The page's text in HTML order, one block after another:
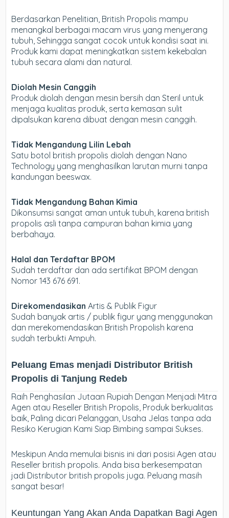
Berdasarkan Penelitian, British Propolis mampu
menangkal berbagai macam virus yang menyerang
tubuh, Sehingga sangat cocok untuk kondisi saat ini.
Produk kami dapat meningkatkan sistem kekebalan
tubuh secara alami dan natural.
Diolah Mesin Canggih
Produk diolah dengan mesin bersih dan Steril untuk
menjaga kualitas produk, serta kemasan sulit
dipalsukan karena dibuat dengan mesin canggih.
Tidak Mengandung Lilin Lebah
Satu botol british propolis diolah dengan Nano
Technology yang menghasilkan larutan murni tanpa
kandungan beeswax.
Tidak Mengandung Bahan Kimia
Dikonsumsi sangat aman untuk tubuh, karena british
propolis asli tanpa campuran bahan kimia yang
berbahaya.
Halal dan Terdaftar BPOM
Sudah terdaftar dan ada sertifikat BPOM dengan
Nomor 143 676 691.
Direkomendasikan Artis & Publik Figur
Sudah banyak artis / publik figur yang menggunakan
dan merekomendasikan British Propolish karena
sudah terbukti Ampuh.
Peluang Emas menjadi Distributor British
Propolis di Tanjung Redeb
Raih Penghasilan Jutaan Rupiah Dengan Menjadi Mitra
Agen atau Reseller British Propolis, Produk berkualitas
baik, Paling dicari Pelanggan, Usaha Jelas tanpa ada
Resiko Kerugian Kami Siap Bimbing sampai Sukses.
Meskipun Anda memulai bisnis ini dari posisi Agen atau
Reseller british propolis. Anda bisa berkesempatan
jadi Distributor british propolis juga. Peluang masih
sangat besar!
Keuntungan Yang Akan Anda Dapatkan Bagi Agen